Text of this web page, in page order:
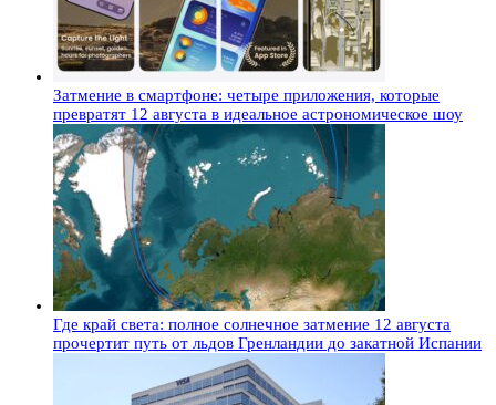
Затмение в смартфоне: четыре приложения, которые
превратят 12 августа в идеальное астрономическое шоу
Где край света: полное солнечное затмение 12 августа
прочертит путь от льдов Гренландии до закатной Испании